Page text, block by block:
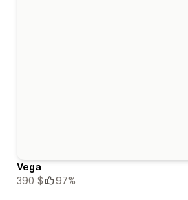
Vega
390 $
97%